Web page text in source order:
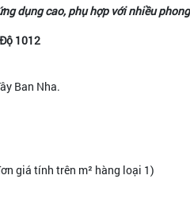
dụng cao, phụ hợp với nhiều
1012
Ban Nha.
giá tính trên m² hàng loại 1)